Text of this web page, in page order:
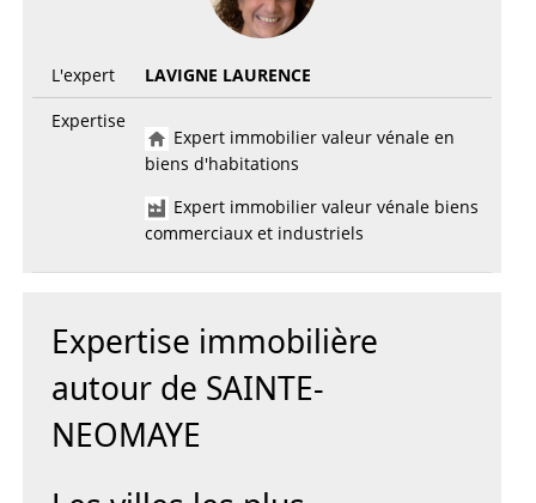
L'expert
LAVIGNE LAURENCE
Expertise
Expert immobilier valeur vénale en
biens d'habitations
Expert immobilier valeur vénale biens
commerciaux et industriels
Expertise immobilière
autour de SAINTE-
NEOMAYE